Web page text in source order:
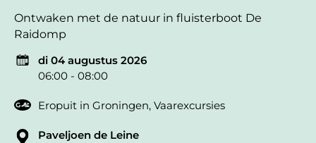
Ontwaken met de natuur in fluisterboot De
Raidomp
di 04 augustus 2026
06:00 - 08:00
Eropuit in Groningen, Vaarexcursies
Paveljoen de Leine